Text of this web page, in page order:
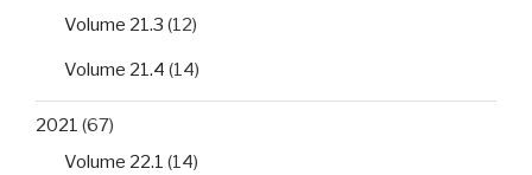
Volume 21.3 (12)
Volume 21.4 (14)
2021 (67)
Volume 22.1 (14)